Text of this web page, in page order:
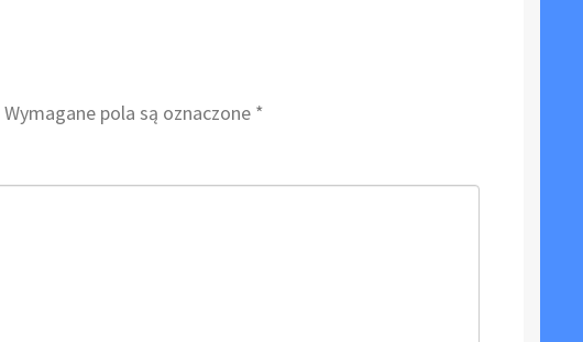
Wymagane pola są oznaczone *